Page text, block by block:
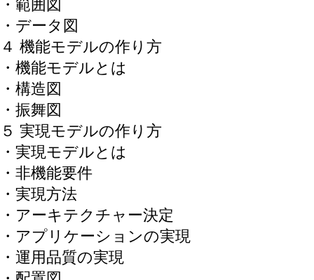
・範囲図
・データ図
４ 機能モデルの作り方
・機能モデルとは
・構造図
・振舞図
５ 実現モデルの作り方
・実現モデルとは
・非機能要件
・実現方法
・アーキテクチャー決定
・アプリケーションの実現
・運用品質の実現